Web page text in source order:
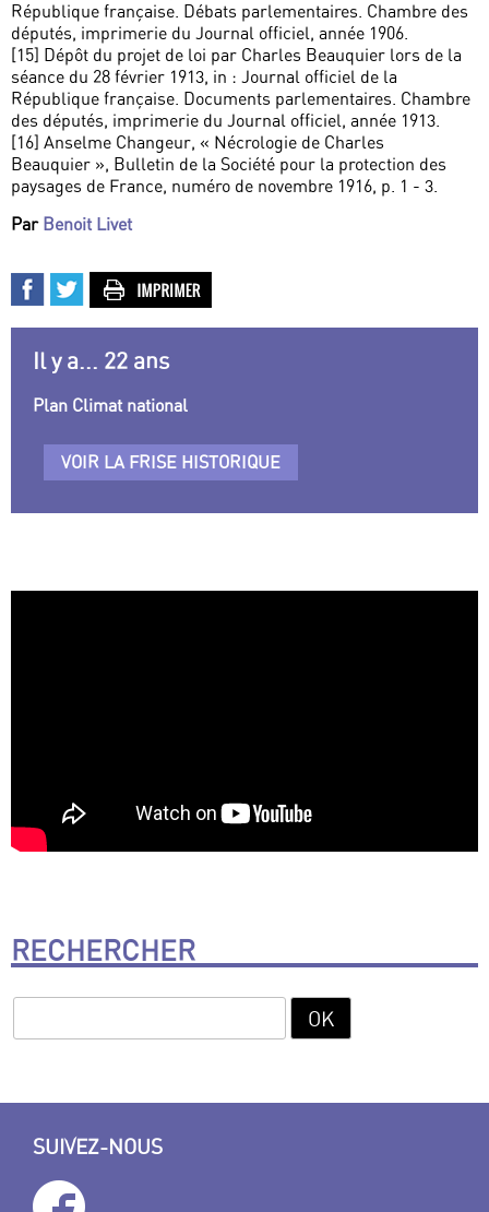
République française. Débats parlementaires. Chambre des
députés, imprimerie du Journal officiel, année 1906.
[15] Dépôt du projet de loi par Charles Beauquier lors de la
séance du 28 février 1913, in : Journal officiel de la
République française. Documents parlementaires. Chambre
des députés, imprimerie du Journal officiel, année 1913.
[16] Anselme Changeur, « Nécrologie de Charles
Beauquier », Bulletin de la Société pour la protection des
paysages de France, numéro de novembre 1916, p. 1 - 3.
Par Benoit Livet
Il y a... 22 ans
Plan Climat national
VOIR LA FRISE HISTORIQUE
RECHERCHER
SUIVEZ-NOUS